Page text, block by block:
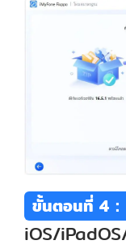
ขั้นตอนที่ 4：
iOS/